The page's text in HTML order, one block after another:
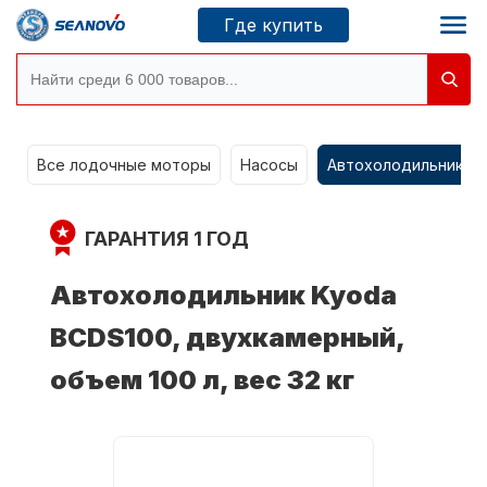
Где купить
Новосибирск
Где купить
Сервисные центры
Моторы SEANOVO
Все лодочные моторы Насосы Автохолодильники
ГАРАНТИЯ 1 ГОД
Автохолодильник Kyoda
BCDS100, двухкамерный,
объем 100 л, вес 32 кг